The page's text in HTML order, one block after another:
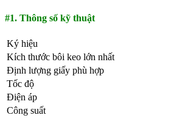
#1. Thông số kỹ thuật
Ký hiệu
Kích thước bôi keo lớn nhất
Định lượng giấy phù hợp
Tốc độ
Điện áp
Công suất